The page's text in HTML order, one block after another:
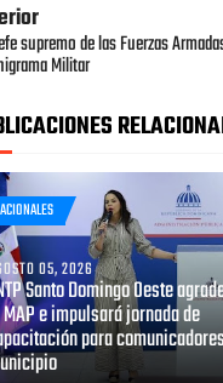
supremo de las Fuerzas
Militar
05, 2026
Santo Domingo Oeste
e impulsará jornada de
para